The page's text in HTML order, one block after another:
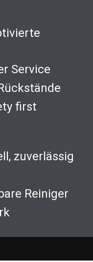
Service
first
zuverlässig
Reiniger